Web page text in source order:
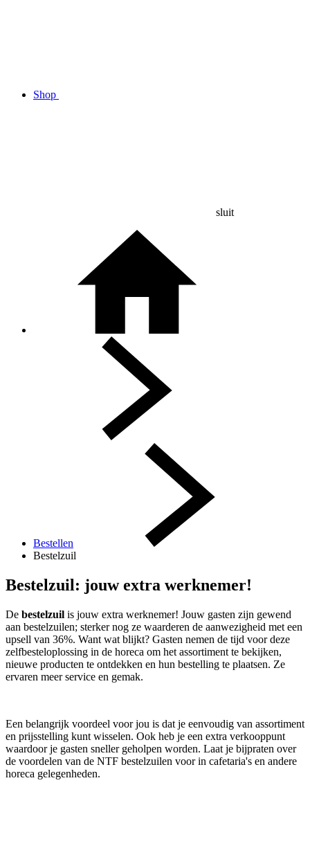
Shop
sluit
Bestellen
Bestelzuil
Bestelzuil: jouw extra werknemer!
De bestelzuil is jouw extra werknemer! Jouw gasten zijn gewend
aan bestelzuilen; sterker nog ze waarderen de aanwezigheid met een
upsell van 36%. Want wat blijkt? Gasten nemen de tijd voor deze
zelfbesteloplossing in de horeca om het assortiment te bekijken,
nieuwe producten te ontdekken en hun bestelling te plaatsen. Ze
ervaren meer service en gemak.
Een belangrijk voordeel voor jou is dat je eenvoudig van assortiment
en prijsstelling kunt wisselen. Ook heb je een extra verkooppunt
waardoor je gasten sneller geholpen worden. Laat je bijpraten over
de voordelen van de NTF bestelzuilen voor in cafetaria's en andere
horeca gelegenheden.